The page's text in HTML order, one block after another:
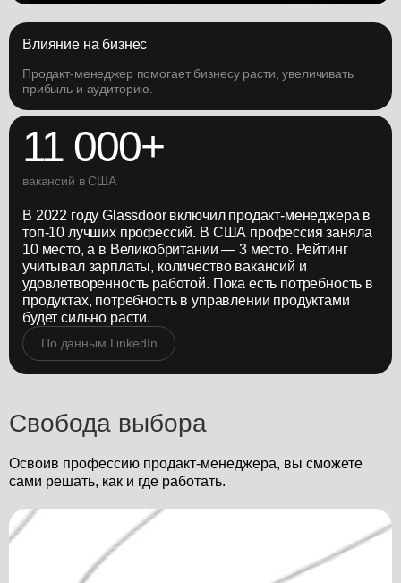
Влияние на бизнес
Продакт-менеджер помогает бизнесу расти, увеличивать
прибыль и аудиторию.
Slide 1 of 3.
11 000+
вакансий в США
В 2022 году Glassdoor включил продакт-менеджера в
топ-10 лучших профессий. В США профессия заняла
10 место, а в Великобритании — 3 место. Рейтинг
учитывал зарплаты, количество вакансий и
удовлетворенность работой. Пока есть потребность в
продуктах, потребность в управлении продуктами
будет сильно расти.
По данным LinkedIn
Свобода выбора
Освоив профессию продакт-менеджера, вы сможете
сами решать, как и где работать.